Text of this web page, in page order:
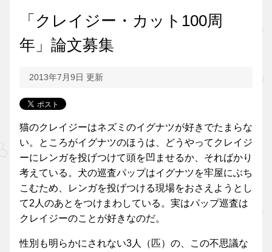
「クレイジー・カット100周
年」論文募集
2013年7月9日 更新
猫のクレイジーはネズミのイグナツが好きでたまらな
い。ところがイグナツのほうは、どうやってクレイジ
ーにレンガを投げつけて頭を凹ませるか、そればかり
考えている。犬の巡査パップはイグナツを牢屋にぶち
こむため、レンガを投げつける現場をおさえようとし
て2人のあとをつけまわしている。実はパップ巡査は
クレイジーのことが好きなのだ。
性別も明らかにされない3人（匹）の、この不思議な